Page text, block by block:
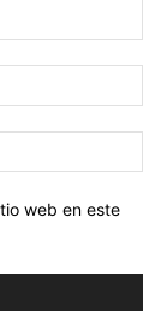
web en este